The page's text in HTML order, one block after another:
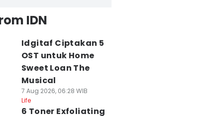
IDN
Idgitaf Ciptakan 5
OST untuk Home
Sweet Loan The
Musical
7 Aug 2026, 06:28 WIB
Life
6 Toner Exfoliating